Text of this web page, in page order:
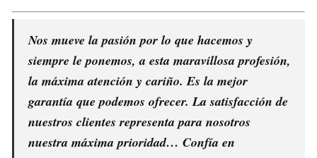
Nos mueve la pasión por lo que hacemos y
siempre le ponemos, a esta maravillosa profesión,
la máxima atención y cariño. Es la mejor
garantía que podemos ofrecer. La satisfacción de
nuestros clientes representa para nosotros
nuestra máxima prioridad… Confía en